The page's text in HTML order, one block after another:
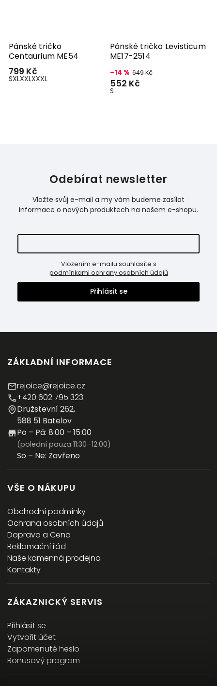
Pánské tričko
Centaurium ME54
799 Kč
SXLXXLXXXL
Pánské tričko Levisticum
ME17-2514
–14 % 649 Kč
552 Kč
S
Odebírat newsletter
Vložte svůj e-mail a my vám budeme zasílat
informace o nových produktech na našem e-shopu.
podmínkami ochrany osobních údajů
Přihlásit se
ZÁKLADNÍ INFORMACE
rejoice@rejoice.cz
+420 602 795 323
Družstevní 262,
588 51 Batelov
Po – Pá: 8:00 – 15:00
(polední pauza 11:30–12:00)
So – Ne: Zavřeno
VŠE O NÁKUPU
Obchodní podmínky
Ochrana osobních údajů
Doprava a Cena
Reklamační řád
Naše kamenná prodejna
Kontakty
ZÁKAZNICKÝ SERVIS
Přihlásit se
Vytvořit účet
Zapomenuté heslo
Bonusový program